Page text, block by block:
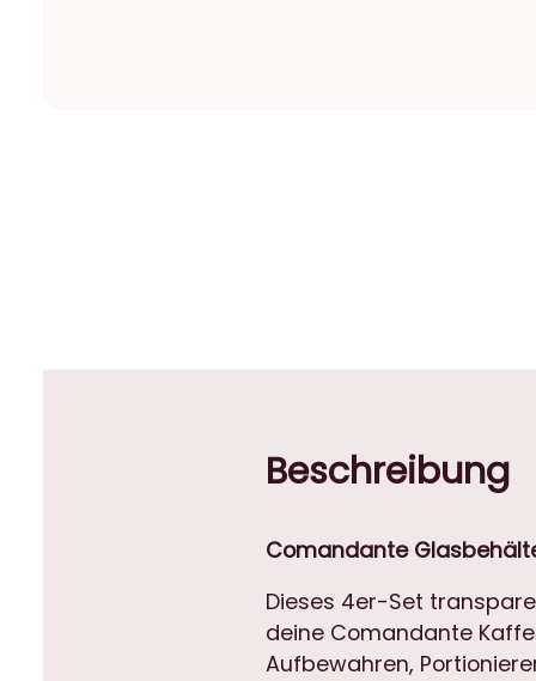
Beschreibung
Comandante
Dieses 4er-Set
deine Comandante
Aufbewahren,